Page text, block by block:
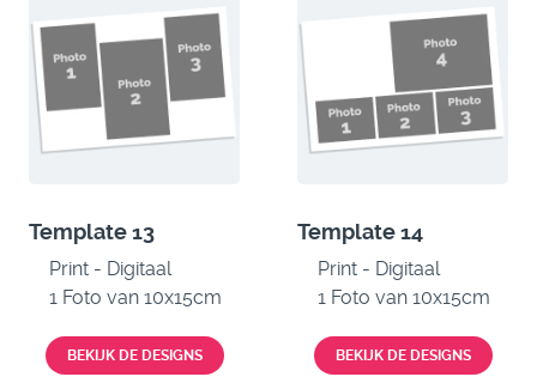
Template 13
Print - Digitaal
1 Foto van 10x15cm
BEKIJK DE DESIGNS
Template 14
Print - Digitaal
1 Foto van 10x15cm
BEKIJK DE DESIGNS